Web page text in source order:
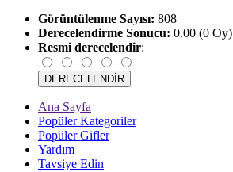
Görüntülenme Sayısı: 808
Derecelendirme Sonucu: 0.00 (0 Oy)
Resmi derecelendir:
Ana Sayfa
Popüler Kategoriler
Popüler Gifler
Yardım
Tavsiye Edin